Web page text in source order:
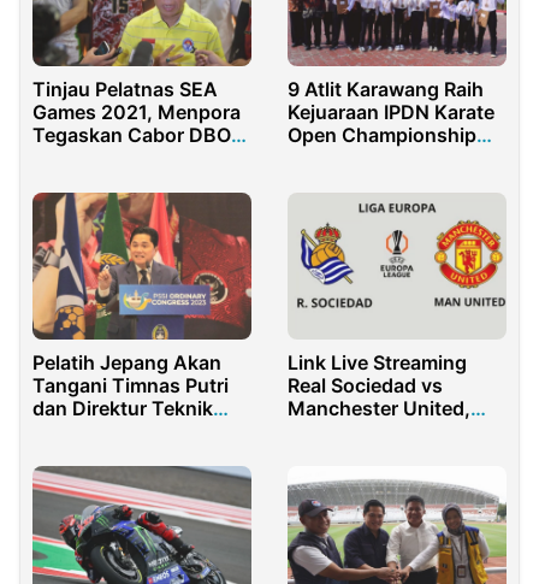
Tinjau Pelatnas SEA
Games 2021, Menpora
Tegaskan Cabor DBON
9 Atlit Karawang Raih
Kejuaraan IPDN Karate
Open Championship
Penghargaan
Pelatih Jepang Akan
Tangani Timnas Putri
dan Direktur Teknik
Link Live Streaming
Real Sociedad vs
Manchester United,